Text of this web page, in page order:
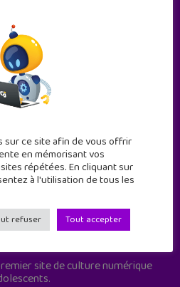
par an
M'ABONNE !
site de culture numérique
sur ce site afin de vous offrir
en mémorisant vos
répétées. En cliquant sur
à l'utilisation de tous les
refuser Tout accepter